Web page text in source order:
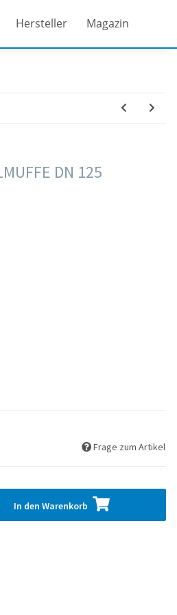
Hersteller Magazin
DN 125
Frage zum Artikel
In den Warenkorb